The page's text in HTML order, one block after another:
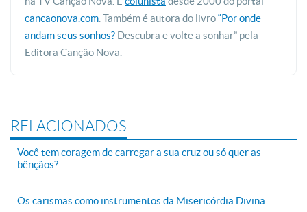
cancaonova.com . Também é autora do livro“Por onde
andam seus sonhos? Descubra e volte a sonhar” pela
Editora Canção Nova.
RELACIONADOS
Você tem coragem de carregar a sua cruz ou só quer as
bênçãos?
Os carismas como instrumentos da Misericórdia Divina